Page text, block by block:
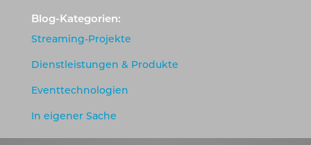
Blog-Kategorien:
Streaming-Projekte
Dienstleistungen & Produkte
Eventtechnologien
In eigener Sache